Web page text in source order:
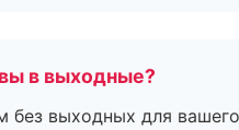
в выходные?
без выходных для